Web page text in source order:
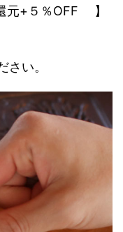
元+５％OFF 】
い。